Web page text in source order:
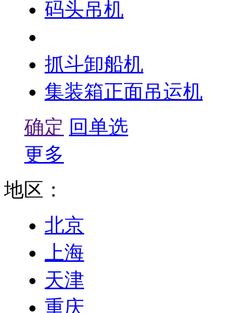
码头吊机
抓斗卸船机
集装箱正面吊运机
确定 回单选
更多
地区：
北京
上海
天津
重庆